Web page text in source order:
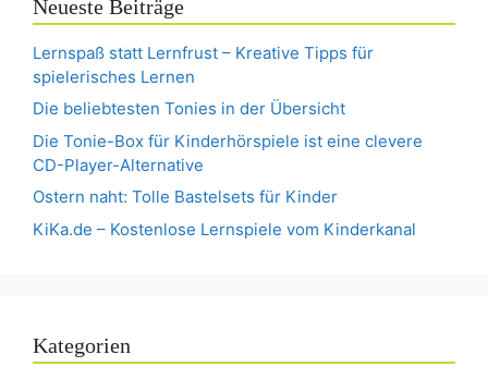
Neueste Beiträge
Lernspaß statt Lernfrust – Kreative Tipps für
spielerisches Lernen
Die beliebtesten Tonies in der Übersicht
Die Tonie-Box für Kinderhörspiele ist eine clevere
CD-Player-Alternative
Ostern naht: Tolle Bastelsets für Kinder
KiKa.de – Kostenlose Lernspiele vom Kinderkanal
Kategorien